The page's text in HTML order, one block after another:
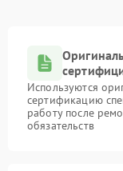
Используются
сертификацию
работу после
обязательств